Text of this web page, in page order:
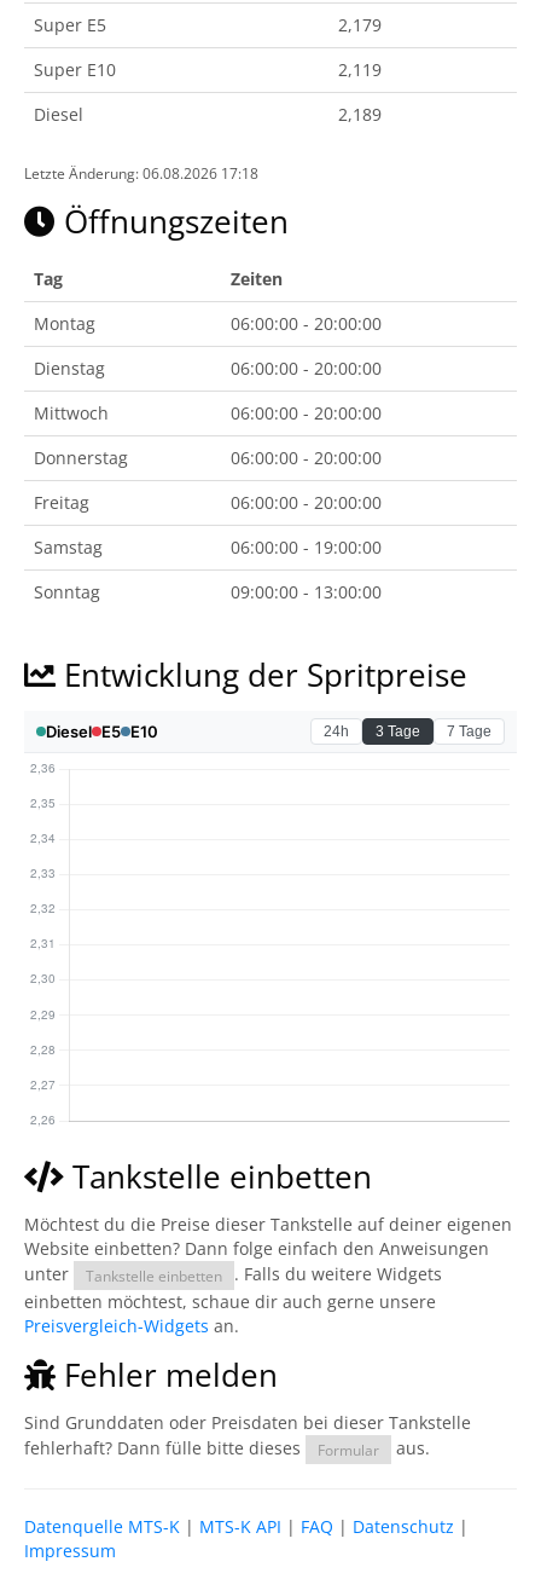
Super E5
2,179
Super E10
2,119
Diesel
2,189
Letzte Änderung: 06.08.2026 17:18
Öffnungszeiten
Tag
Zeiten
Montag
06:00:00 - 20:00:00
Dienstag
06:00:00 - 20:00:00
Mittwoch
06:00:00 - 20:00:00
Donnerstag
06:00:00 - 20:00:00
Freitag
06:00:00 - 20:00:00
Samstag
06:00:00 - 19:00:00
Sonntag
09:00:00 - 13:00:00
Entwicklung der Spritpreise
Tankstelle einbetten
Möchtest du die Preise dieser Tankstelle auf deiner eigenen
Website einbetten? Dann folge einfach den Anweisungen
unter
Tankstelle einbetten
. Falls du weitere Widgets
einbetten möchtest, schaue dir auch gerne unsere
Preisvergleich-Widgets an.
Fehler melden
Sind Grunddaten oder Preisdaten bei dieser Tankstelle
fehlerhaft? Dann fülle bitte dieses
Formular aus.
Datenquelle MTS-K | MTS-K API | FAQ | Datenschutz |
Impressum